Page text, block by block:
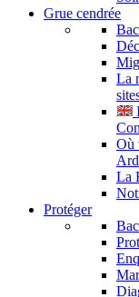
Grue cendrée
La
Où
La
Protéger